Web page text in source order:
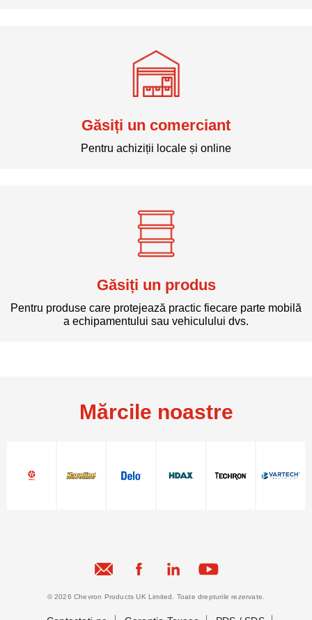
Găsiți un comerciant
Pentru achiziții locale și online
Găsiți un produs
Pentru produse care protejează practic fiecare parte mobilă
a echipamentului sau vehiculului dvs.
Mărcile noastre
© 2026 Chevron Products UK Limited. Toate drepturile rezervate.